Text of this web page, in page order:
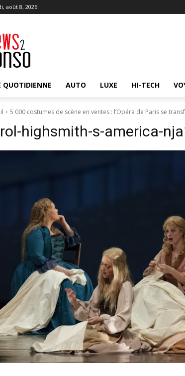
août 8, 2026
QUOTIDIENNE AUTO LUXE HI-TECH
5 000 costumes de scène en ventes : l’Opéra de Paris se
highsmith-s-america-